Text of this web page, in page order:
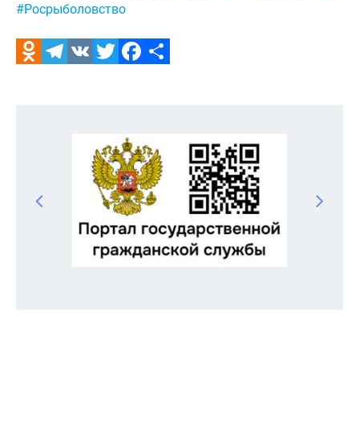
#Росрыболовство